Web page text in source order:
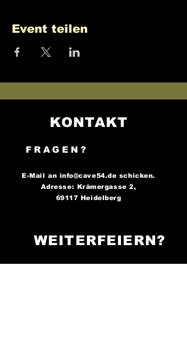
Event teilen
KONTAKT
FRAGEN?
E-Mail an info@cave54.de schicken.
Adresse: Krämergasse 2,
69117 Heidelberg
WEITERFEIERN?